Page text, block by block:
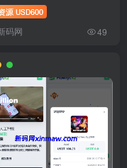
源 USD600
码网 49